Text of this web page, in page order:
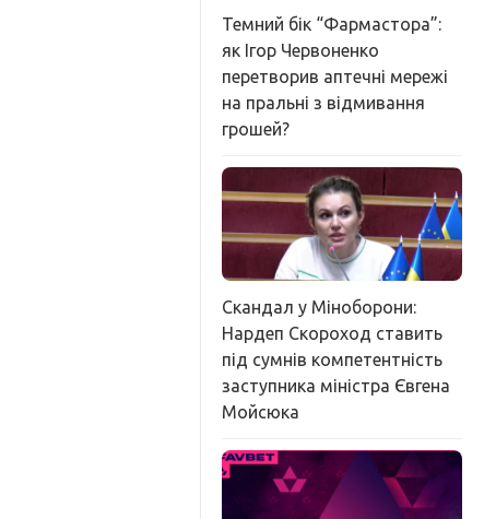
Темний бік “Фармастора”:
як Ігор Червоненко
перетворив аптечні мережі
на пральні з відмивання
грошей?
Скандал у Міноборони:
Нардеп Скороход ставить
під сумнів компетентність
заступника міністра Євгена
Мойсюка